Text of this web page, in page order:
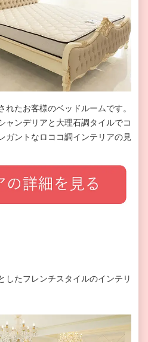
れたお客様のベッドルームです。
ャンデリアと大理石調タイルでコ
ガントなロココ調インテリアの見
したフレンチスタイルのインテリ